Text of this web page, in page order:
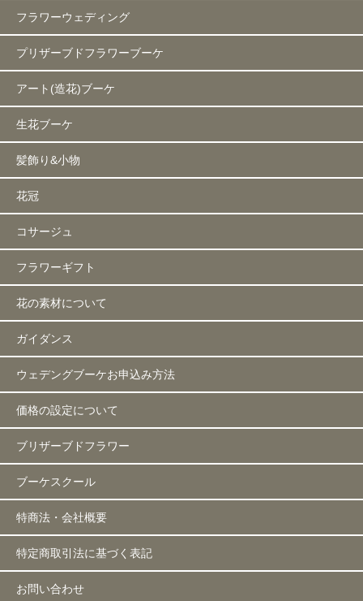
フラワーウェディング
プリザーブドフラワーブーケ
アート(造花)ブーケ
生花ブーケ
髪飾り&小物
花冠
コサージュ
フラワーギフト
花の素材について
ガイダンス
ウェデングブーケお申込み方法
価格の設定について
ブリザーブドフラワー
ブーケスクール
特商法・会社概要
特定商取引法に基づく表記
お問い合わせ